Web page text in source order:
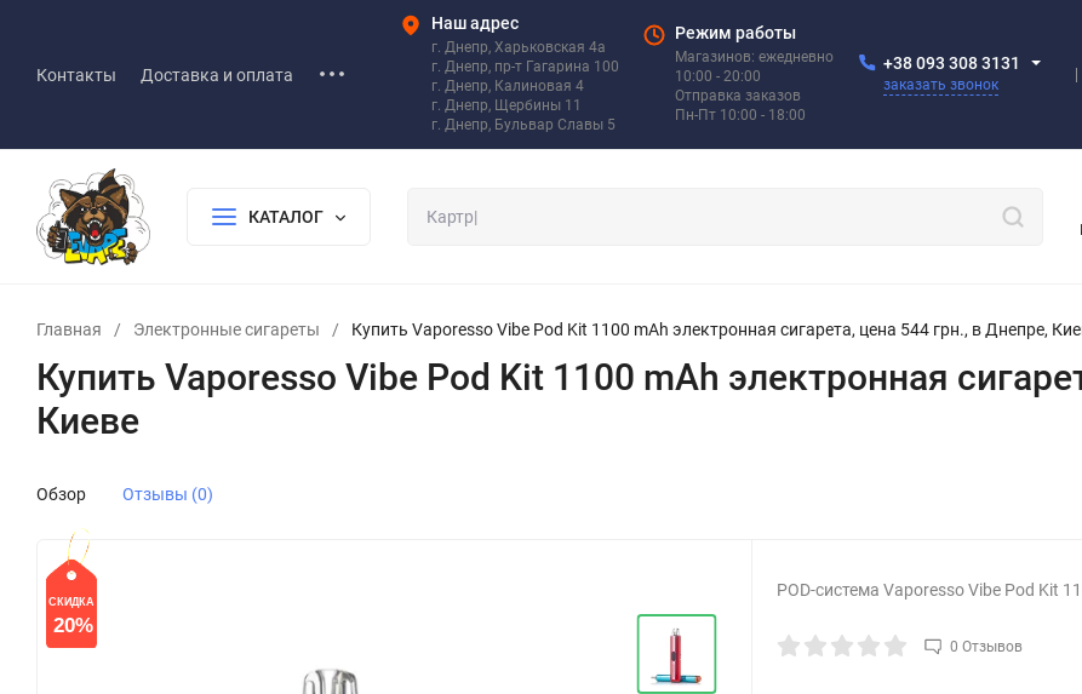
Контакты Доставка и оплата
Наш адрес
г. Днепр, Харьковская 4а
г. Днепр, пр-т Гагарина 100
г. Днепр, Калиновая 4
г. Днепр, Щербины 11
г. Днепр, Бульвар Славы 5
Режим работы
Магазинов: ежедневно
10:00 - 20:00
Отправка заказов
Пн-Пт 10:00 - 18:00
+38 093 308 3131
заказать звонок
КАТАЛОГ
Главная / Электронные сигареты / Купить Vaporesso Vibe Pod Kit 1100 mAh электронная сигарета, цена 544 грн., в Днепре,
Купить Vaporesso Vibe Pod Kit 1100 mAh электронная
Киеве
Обзор Отзывы (0)
СКИДКА
20%
POD-система Vaporesso Vibe Pod Kit
0 Отзывов